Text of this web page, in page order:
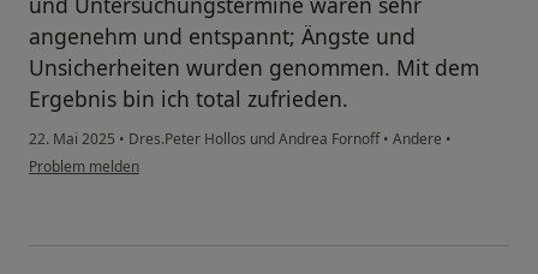
angenehm und entspannt; Ängste und
Unsicherheiten wurden genommen. Mit dem
Ergebnis bin ich total zufrieden.
22. Mai 2025 • Dres.Peter Hollos und Andrea Fornoff• Andere •
Problem melden